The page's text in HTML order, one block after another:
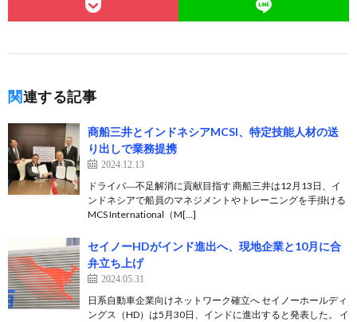
関連する記事
商船三井とインドネシアMCSI、特定技能人材の送
り出しで業務提携
2024.12.13
ドライバ―不足解消に貢献目指す 商船三井は12月13日、イ
ンドネシアで船員のマネジメントやトレーニングを手掛ける
MCS International（M[…]
セイノーHDがインド進出へ、現地企業と10月に合
弁立ち上げ
2024.05.31
日系自動車企業向けネットワーク確立へ セイノーホールディ
ングス（HD）は5月30日、インドに進出すると発表した。 イ